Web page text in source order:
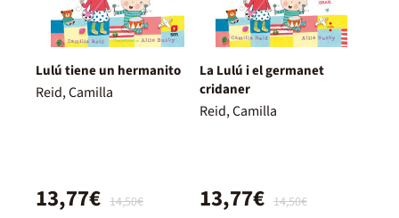
Lulú tiene un hermanito
Reid, Camilla
14,50€
13,77€
La Lulú i el germanet
cridaner
Reid, Camilla
14,50€
13,77€